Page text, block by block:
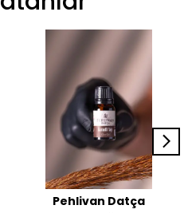
Pehlivan Datça